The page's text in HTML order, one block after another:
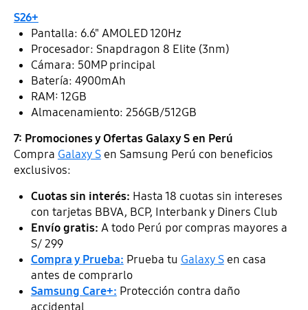
S26+
Pantalla: 6.6" AMOLED 120Hz
Procesador: Snapdragon 8 Elite (3nm)
Cámara: 50MP principal
Batería: 4900mAh
RAM: 12GB
Almacenamiento: 256GB/512GB
7: Promociones y Ofertas Galaxy S en Perú
Compra Galaxy Sen Samsung Perú con beneficios
exclusivos:
Cuotas sin interés: Hasta 18 cuotas sin intereses
con tarjetas BBVA, BCP, Interbank y Diners Club
Envío gratis: A todo Perú por compras mayores a
S/ 299
Compra y Prueba: Prueba tu Galaxy Sen casa
antes de comprarlo
Samsung Care+: Protección contra daño
accidental